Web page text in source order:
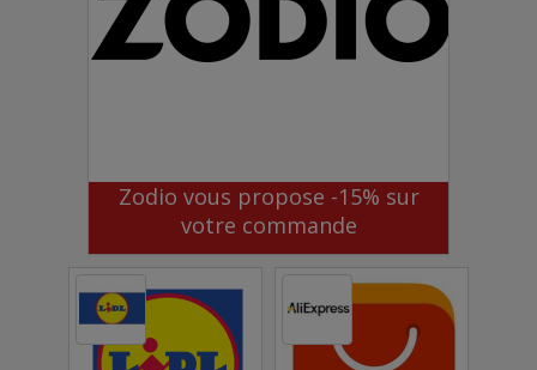
Zodio vous propose -15% sur
votre commande